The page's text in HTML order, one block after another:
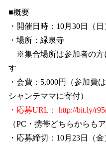
■概要
・開催日時： 10月 30日（日
・場所：緑泉寺
※集合場所は参加者の方
す
・会費： 5,000円（参加費
シャンテママに寄付）
・応募URL ： http://bit.ly/
（PC ・携帯どちらからも
・応募締切： 10月 23日（